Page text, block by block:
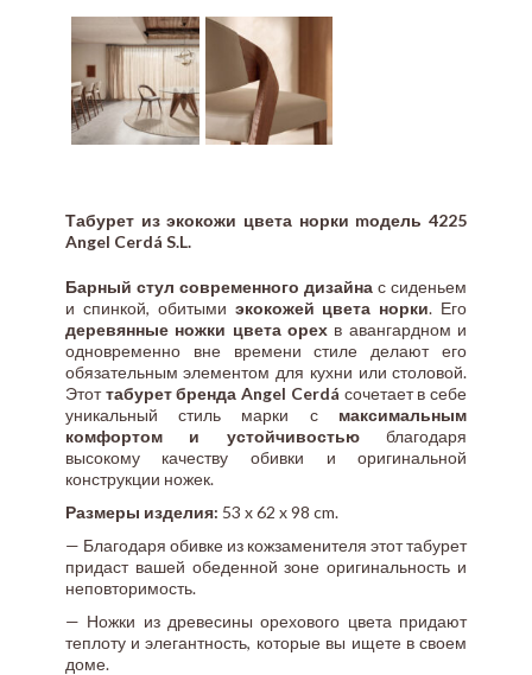
Табурет из экокожи цвета норки mодель 4225
Angel Cerdá S.L.
Барный стул современного дизайна с сиденьем
и спинкой, обитыми экокожей цвета норки. Его
деревянные ножки цвета орех в авангардном и
одновременно вне времени стиле делают его
обязательным элементом для кухни или столовой.
Этоттабурет бренда Angel Cerdá сочетает в себе
уникальный стиль марки с максимальным
комфортом и устойчивостьюблагодаря
высокому качеству обивки и оригинальной
конструкции ножек.
Размеры изделия: 53 x 62 x 98 cm.
— Благодаря обивке из кожзаменителя этот табурет
придаст вашей обеденной зоне оригинальность и
неповторимость.
— Ножки из древесины орехового цвета придают
теплоту и элегантность, которые вы ищете в своем
доме.